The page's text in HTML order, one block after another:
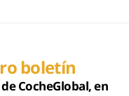
boletín
CocheGlobal, en